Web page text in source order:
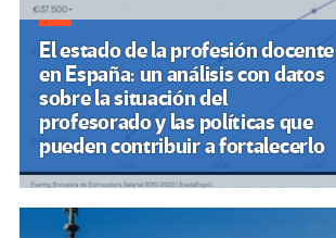
El estado de la profesión docente
en España: un análisis con datos
sobre la situación del
profesorado y las políticas que
pueden contribuir a fortalecerlo